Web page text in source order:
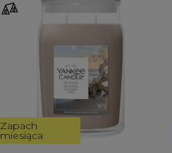
Zapach
miesiąca